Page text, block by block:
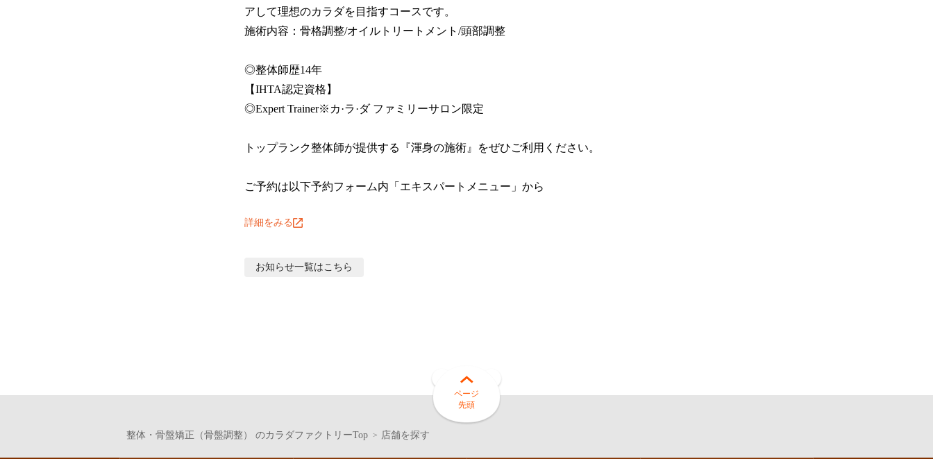
アして理想のカラダを目指すコースです。
施術内容：骨格調整/オイルトリートメント/頭部調整
◎整体師歴14年
【IHTA認定資格】
◎Expert Trainer※カ·ラ·ダ ファミリーサロン限定
トップランク整体師が提供する『渾身の施術』をぜひご利用ください。
ご予約は以下予約フォーム内「エキスパートメニュー」から
詳細をみる
お知らせ一覧はこちら
ページ
先頭
整体・骨盤矯正（骨盤調整） のカラダファクトリーTop 店舗を探す